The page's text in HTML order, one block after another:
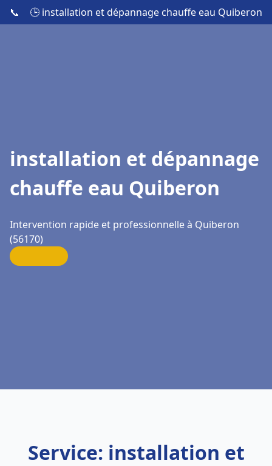
📞 🕒 installation et dépannage chauffe eau Quiberon
installation et dépannage
chauffe eau Quiberon
Intervention rapide et professionnelle à Quiberon
(56170)
Service: installation et